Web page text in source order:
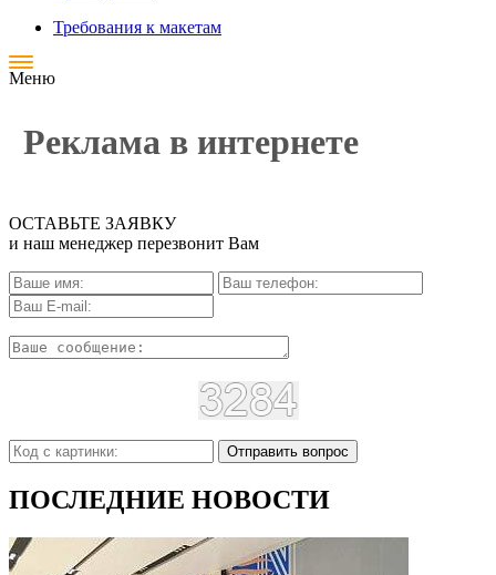
Требования к макетам
Меню
Реклама в интернете
ОСТАВЬТЕ ЗАЯВКУ
и наш менеджер перезвонит Вам
Отправить вопрос
ПОСЛЕДНИЕ НОВОСТИ